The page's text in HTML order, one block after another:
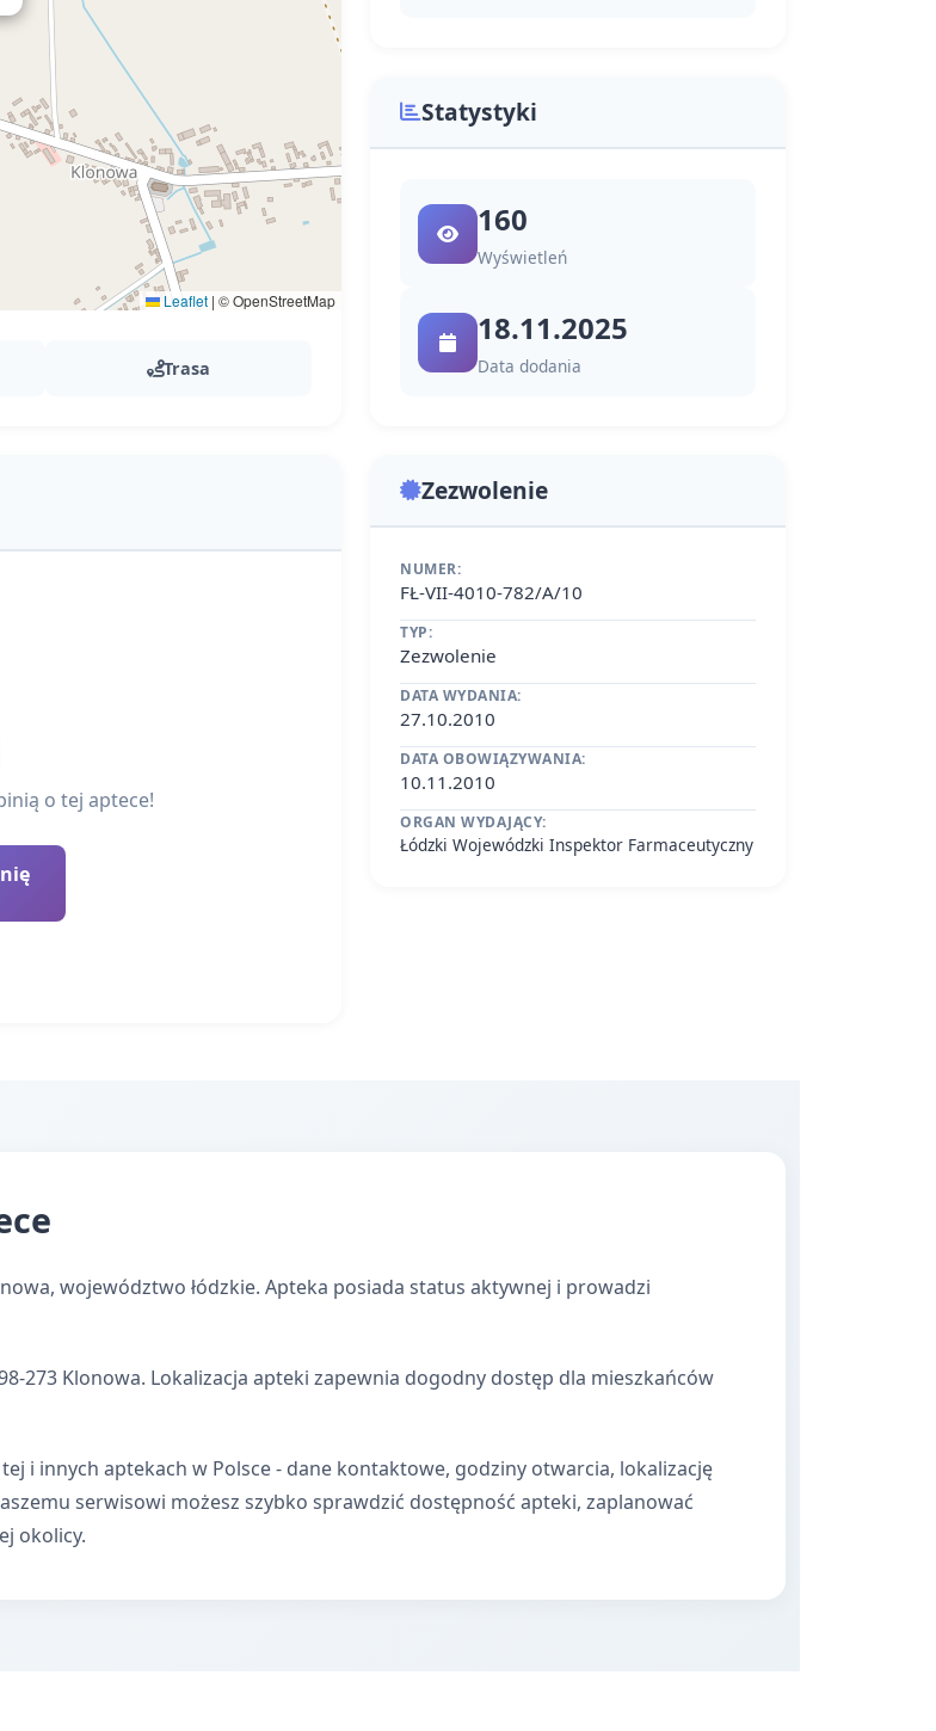
Leaflet | © OpenStreetMap
Trasa
o tej aptece!
Statystyki
160
Wyświetleń
18.11.2025
Data dodania
Zezwolenie
NUMER:
FŁ-VII-4010-782/A/10
TYP:
Zezwolenie
DATA WYDANIA:
27.10.2010
DATA OBOWIĄZYWANIA:
10.11.2010
ORGAN WYDAJĄCY:
Łódzki Wojewódzki Inspektor Farmaceutyczny
województwo łódzkie. Apteka posiada status aktywnej i prowadzi
273 Klonowa. Lokalizacja apteki zapewnia dogodny dostęp dla mieszkańców
i innych aptekach w Polsce - dane kontaktowe, godziny otwarcia, lokalizację
serwisowi możesz szybko sprawdzić dostępność apteki, zaplanować
okolicy.